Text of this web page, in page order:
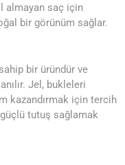
almayan saç için
bir görünüm sağlar.
bir üründür ve
Jel, bukleleri
kazandırmak için tercih
tutuş sağlamak